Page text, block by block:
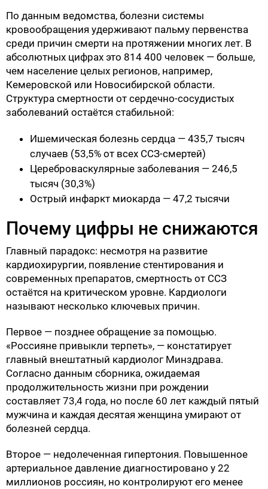
По данным ведомства, болезни системы
кровообращения удерживают пальму первенства
среди причин смерти на протяжении многих лет. В
абсолютных цифрах это 814 400 человек — больше,
чем население целых регионов, например,
Кемеровской или Новосибирской области.
Структура смертности от сердечно-сосудистых
заболеваний остаётся стабильной:
Ишемическая болезнь сердца — 435,7 тысяч
случаев (53,5% от всех ССЗ-смертей)
Цереброваскулярные заболевания — 246,5
тысяч (30,3%)
Острый инфаркт миокарда — 47,2 тысячи
Почему цифры не снижаются
Главный парадокс: несмотря на развитие
кардиохирургии, появление стентирования и
современных препаратов, смертность от ССЗ
остаётся на критическом уровне. Кардиологи
называют несколько ключевых причин.
Первое — позднее обращение за помощью.
«Россияне привыкли терпеть», — констатирует
главный внештатный кардиолог Минздрава.
Согласно данным сборника, ожидаемая
продолжительность жизни при рождении
составляет 73,4 года, но после 60 лет каждый пятый
мужчина и каждая десятая женщина умирают от
болезней сердца.
Второе — недолеченная гипертония. Повышенное
артериальное давление диагностировано у 22
миллионов россиян, но контролируют его менее